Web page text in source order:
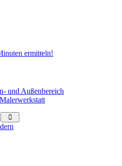
ermitteln!
und Außenbereich